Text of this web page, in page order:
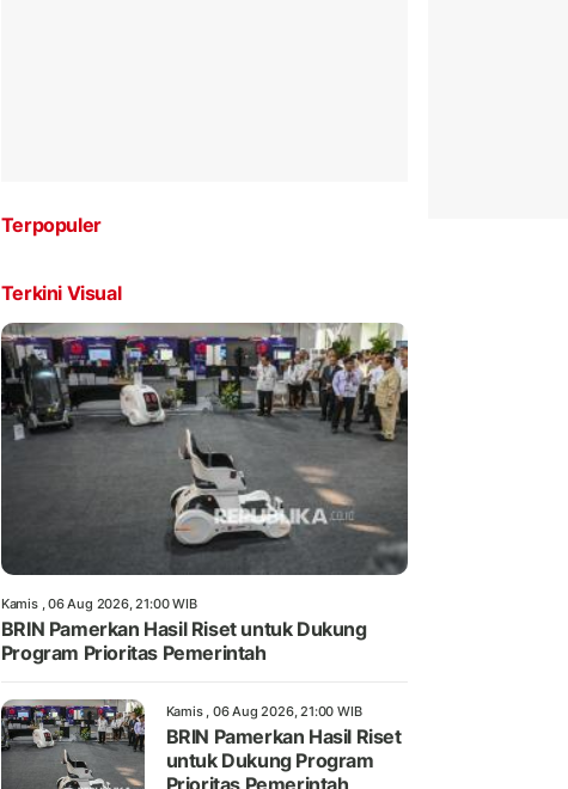
Terpopuler
Terkini Visual
Kamis , 06 Aug 2026, 21:00 WIB
BRIN Pamerkan Hasil Riset untuk Dukung
Program Prioritas Pemerintah
Kamis , 06 Aug 2026, 21:00 WIB
BRIN Pamerkan Hasil Riset
untuk Dukung Program
Prioritas Pemerintah